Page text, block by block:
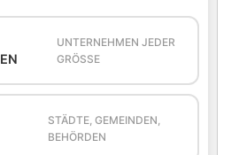
UNTERNEHMEN JEDER
GRÖSSE
STÄDTE, GEMEINDEN,
BEHÖRDEN